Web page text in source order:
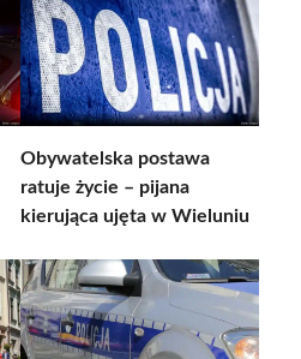
Obywatelska postawa
ratuje życie – pijana
kierująca ujęta w Wieluniu